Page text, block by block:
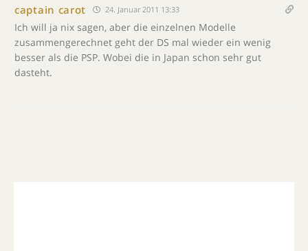
captain carot 24. Januar 2011 13:33
Ich will ja nix sagen, aber die einzelnen Modelle
zusammengerechnet geht der DS mal wieder ein wenig
besser als die PSP. Wobei die in Japan schon sehr gut
dasteht.